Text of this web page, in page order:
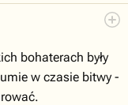
bohaterach były
w czasie bitwy -